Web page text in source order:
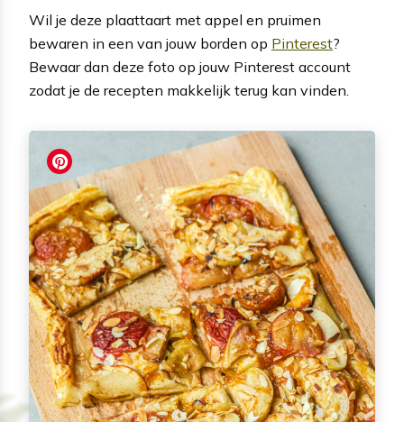
Wil je deze plaattaart met appel en pruimen
bewaren in een van jouw borden op Pinterest?
Bewaar dan deze foto op jouw Pinterest account
zodat je de recepten makkelijk terug kan vinden.